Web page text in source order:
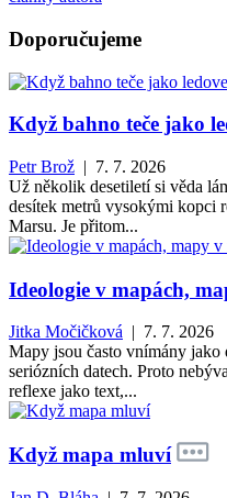
Doporučujeme
Když bahno teče jako
Petr Brož | 7. 7. 2026
Už několik desetiletí si věda
desítek metrů vysokými kopci
Marsu. Je přitom...
Ideologie v mapách,
Jitka Močičková | 7. 7. 2026
Mapy jsou často vnímány jako
seriózních datech. Proto
reflexe jako text,...
Když mapa mluví